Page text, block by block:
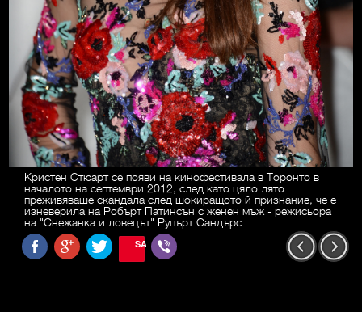
Кристен Стюарт се появи на кинофестивала в Торонто в
началото на септември 2012, след като цяло лято
преживяваше скандала след шокиращото й признание, че е
изневерила на Робърт Патинсън с женен мъж - режисьора
на "Снежанка и ловецът" Рупърт Сандърс
SAVE